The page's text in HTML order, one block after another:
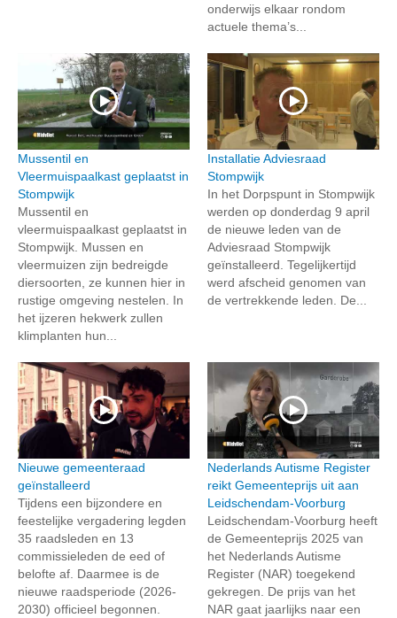
onderwijs elkaar rondom
actuele thema’s...
Mussentil en
Vleermuispaalkast geplaatst in
Stompwijk
Mussentil en
vleermuispaalkast geplaatst in
Stompwijk. Mussen en
vleermuizen zijn bedreigde
diersoorten, ze kunnen hier in
rustige omgeving nestelen. In
het ijzeren hekwerk zullen
klimplanten hun...
Installatie Adviesraad
Stompwijk
In het Dorpspunt in Stompwijk
werden op donderdag 9 april
de nieuwe leden van de
Adviesraad Stompwijk
geïnstalleerd. Tegelijkertijd
werd afscheid genomen van
de vertrekkende leden. De...
Nieuwe gemeenteraad
geïnstalleerd
Tijdens een bijzondere en
feestelijke vergadering legden
35 raadsleden en 13
commissieleden de eed of
belofte af. Daarmee is de
nieuwe raadsperiode (2026-
2030) officieel begonnen.
Nederlands Autisme Register
reikt Gemeenteprijs uit aan
Leidschendam-Voorburg
Leidschendam-Voorburg heeft
de Gemeenteprijs 2025 van
het Nederlands Autisme
Register (NAR) toegekend
gekregen. De prijs van het
NAR gaat jaarlijks naar een